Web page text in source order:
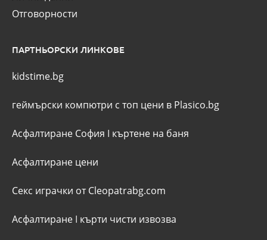
Отговорности
ПАРТНЬОРСКИ ЛИНКОВЕ
kidstime.bg
геймърски компютри с топ цени в Plasico.bg
Асфалтиране София I къртене на баня
Асфалтиране цени
Секс играчки от Cleopatrabg.com
Асфалтиране I кърти чисти извозва